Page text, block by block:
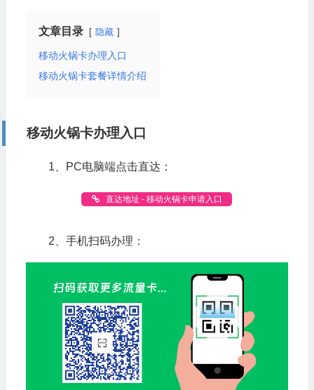
文章目录 隐藏
移动火锅卡办理入口
移动火锅卡套餐详情介绍
移动火锅卡办理入口
1、PC电脑端点击直达：
直达地址 - 移动火锅卡申请入口
2、手机扫码办理：